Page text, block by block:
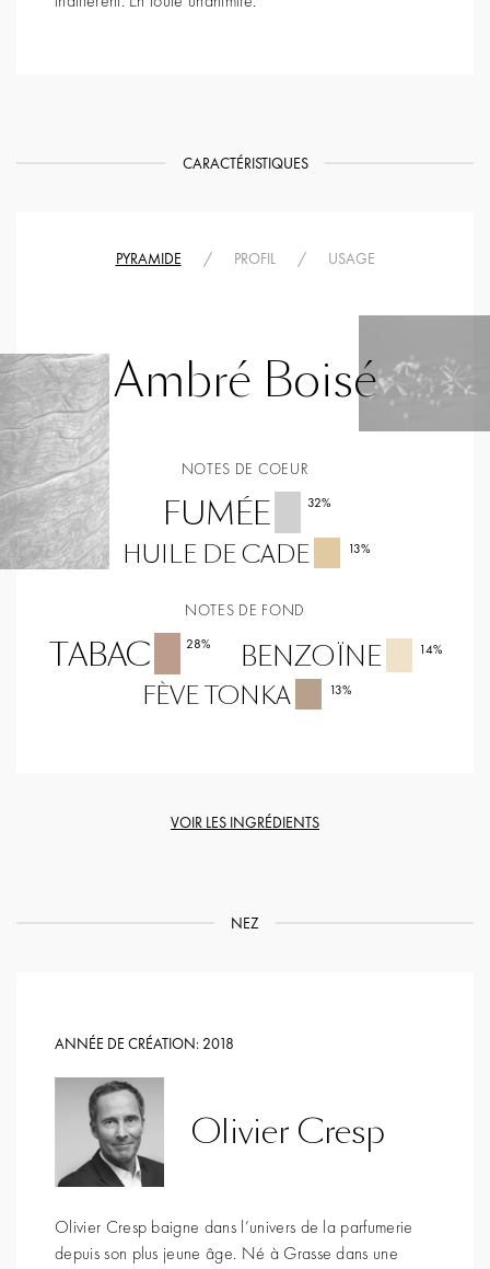
CARACTÉRISTIQUES
PYRAMIDE / PROFIL / USAGE
Ambré Boisé
NOTES DE COEUR
FUMÉE 32%
HUILE DE CADE 13%
NOTES DE FOND
TABAC 28% BENZOÏNE 14%
FÈVE TONKA 13%
VOIR LES INGRÉDIENTS
NEZ
ANNÉE DE CRÉATION: 2018
Olivier Cresp
Olivier Cresp baigne dans l’univers de la parfumerie
depuis son plus jeune âge. Né à Grasse dans une